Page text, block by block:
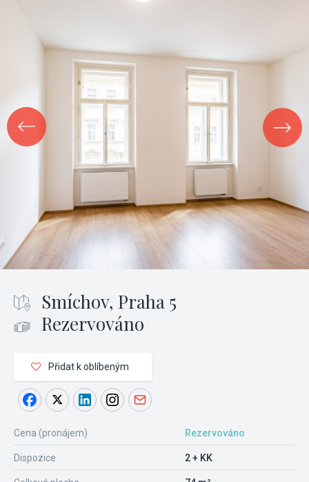
Smíchov, Praha 5
Rezervováno
Přidat k oblíbeným
Cena (pronájem) Rezervováno
Dispozice 2 + KK